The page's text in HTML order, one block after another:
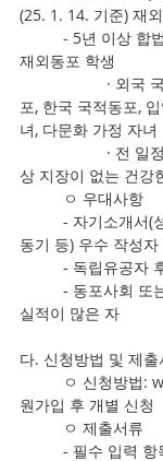
(25. 1. 14. 기준) 재
재외동포 학생
포, 한국 국적동포,
녀, 다문화 가정 자녀
상 지장이 없는 건강
	ㅇ 우대사항
동기 등) 우수 작성자
- 독립유공자
실적이 많은 자
다. 신청방법 및 제출
원가입 후 개별 신청
	ㅇ 제출서류